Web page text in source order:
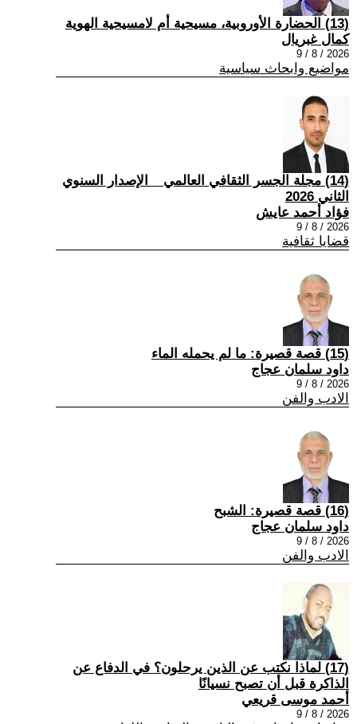
(13) الحضارة الأوروبية، مسيحية أم لامسيحية الهوية
كمال غبريال
2026 / 8 / 9
مواضيع وابحاث سياسية
(14) مجلة الجسر الثقافي العالمي _ الإصدار السنوي
الثاني 2026
فؤاد أحمد عايش
2026 / 8 / 9
قضايا ثقافية
(15) قصة قصيرة: ما لم يحمله الماء
داود سلمان عجاج
2026 / 8 / 9
الادب والفن
(16) قصة قصيرة: الشبح
داود سلمان عجاج
2026 / 8 / 9
الادب والفن
(17) لماذا نكتب عن الذين يرحلون؟ في الدفاع عن
الذاكرة قبل أن تصبح نسيانًا
أحمد موسى قريعي
2026 / 8 / 9